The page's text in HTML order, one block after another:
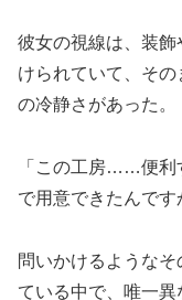
彼女の視線は、装
けられていて、その
の冷静さがあった。
「この工房……便利
で用意できたんです
問いかけるような
ている中で、唯一異